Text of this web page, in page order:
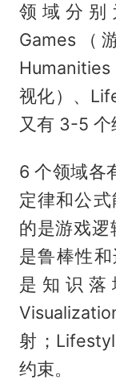
领域分别
Games（
视化）、
又有 3-5 个
6 个领域各
定律和公
的是游戏逻
是鲁棒性
是知识落
射；
约束。